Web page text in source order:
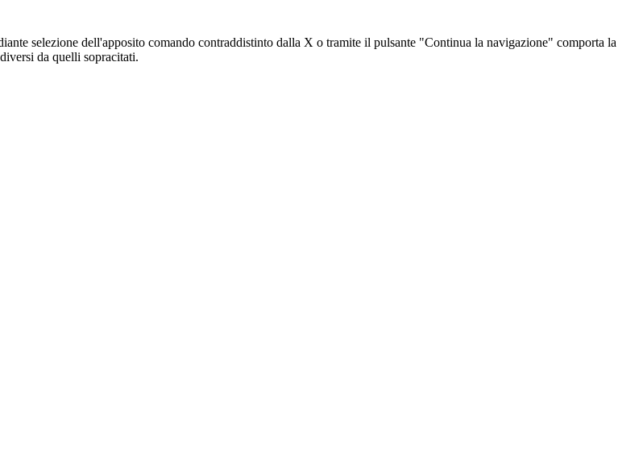
selezione dell'apposito comando contraddistinto dalla X o tramite il pulsante "Continua la navigazione" comporta la
da quelli sopracitati.